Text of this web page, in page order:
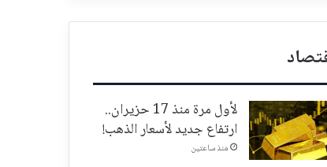
لأول مرة منذ 17 حزيران..
ارتفاع جديد لأسعار الذهب!
منذ ساعتين